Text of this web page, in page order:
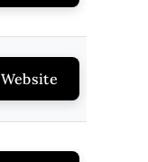
Website